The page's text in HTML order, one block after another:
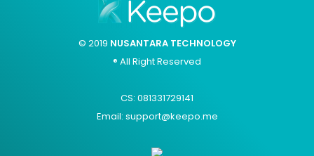
© 2019 NUSANTARA TECHNOLOGY
® All Right Reserved
CS: 081331729141
Email: support@keepo.me